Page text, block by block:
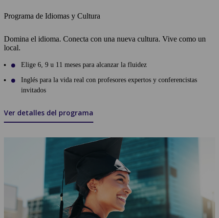
Programa de Idiomas y Cultura
Domina el idioma. Conecta con una nueva cultura. Vive como un
local.
Elige 6, 9 u 11 meses para alcanzar la fluidez
Inglés para la vida real con profesores expertos y conferencistas
invitados
Ver detalles del programa